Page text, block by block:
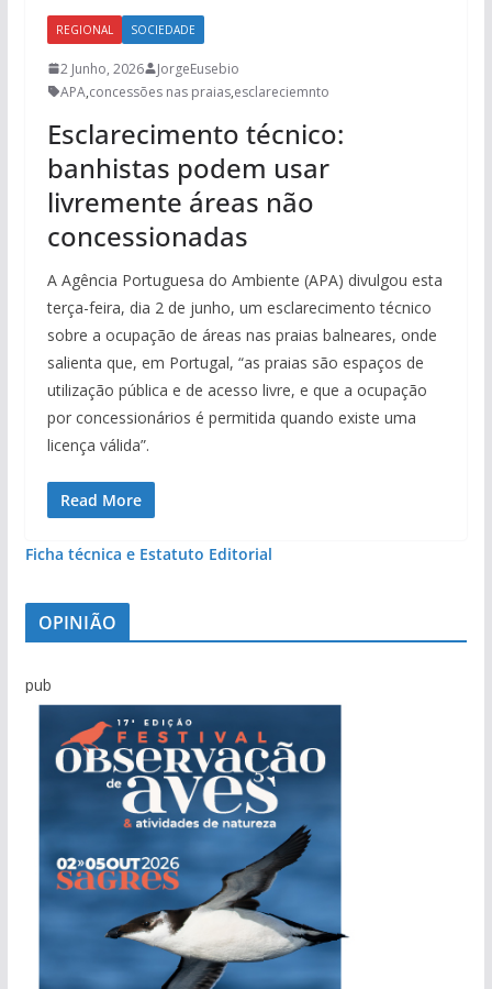
REGIONAL SOCIEDADE
2 Junho, 2026
JorgeEusebio
APA,concessões nas praias,esclareciemnto
Esclarecimento técnico:
banhistas podem usar
livremente áreas não
concessionadas
A Agência Portuguesa do Ambiente (APA) divulgou esta
terça-feira, dia 2 de junho, um esclarecimento técnico
sobre a ocupação de áreas nas praias balneares, onde
salienta que, em Portugal, “as praias são espaços de
utilização pública e de acesso livre, e que a ocupação
por concessionários é permitida quando existe uma
licença válida”.
Read More
Ficha técnica e Estatuto Editorial
OPINIÃO
pub